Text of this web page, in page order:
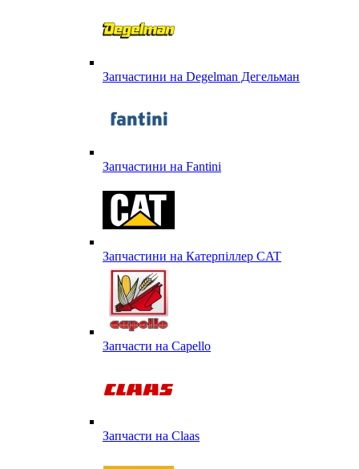
Запчастини на Degelman Дегельман
Запчастини на Fantini
Запчастини на Катерпіллер CAT
Запчасти на Capello
Запчасти на Сlaas